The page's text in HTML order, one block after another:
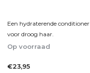
Een hydraterende conditioner
voor droog haar.
Op voorraad
€23,95